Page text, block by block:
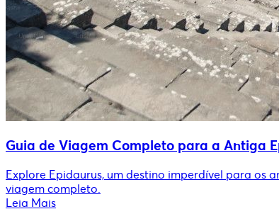
Guia de Viagem Completo para a Antiga
Explore Epidaurus, um destino imperdível para os
viagem completo.
Leia Mais